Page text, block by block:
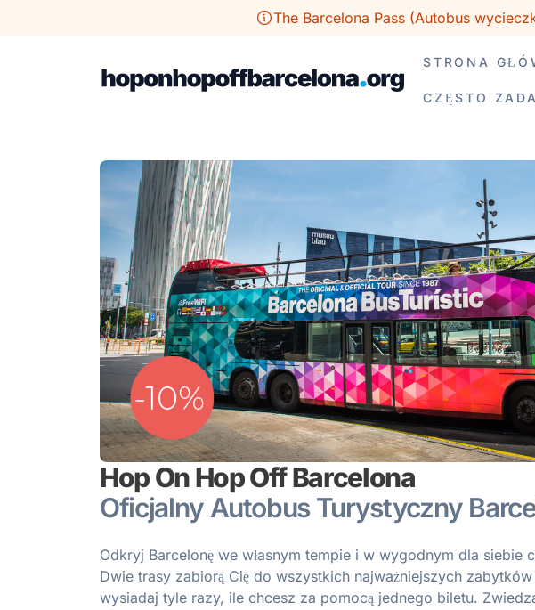
The Barcelona Pass (Autobus
STRONA
CZĘSTO
Hop On Hop Off Barcelona
Oficjalny Autobus Turystyczny
Odkryj Barcelonę we własnym tempie i w wygodnym dla siebie
Dwie trasy zabiorą Cię do wszystkich najważniejszych
wysiadaj tyle razy, ile chcesz za pomocą jednego biletu.